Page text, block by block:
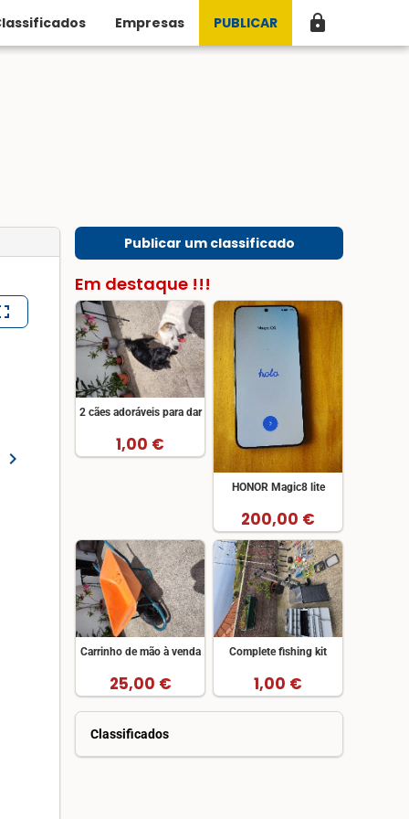
Empresas PUBLICAR lock
chevron_right
Publicar um classificado
Em destaque !!!
2 cães adoráveis para dar
1,00 €
HONOR Magic8 lite
200,00 €
Carrinho de mão à venda
25,00 €
Complete fishing kit
1,00 €
Classificados